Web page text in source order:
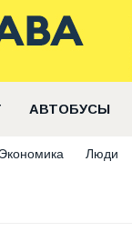
АВТОБУСЫ
Экономика Люди